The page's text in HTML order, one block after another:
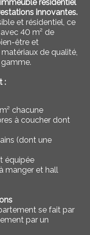
résidentiel
innovantes.
et résidentiel, ce
40 m² de
être et
de qualité,
:
chacune
à coucher dont
(dont une
équipée
manger et hall
se fait par
par un